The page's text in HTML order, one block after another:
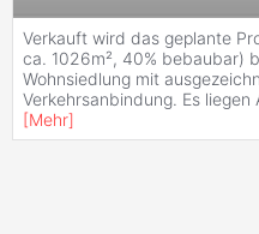
Verkauft wird das geplante
ca. 1026m², 40% bebaubar)
Wohnsiedlung mit
Verkehrsanbindung. Es
[Mehr]